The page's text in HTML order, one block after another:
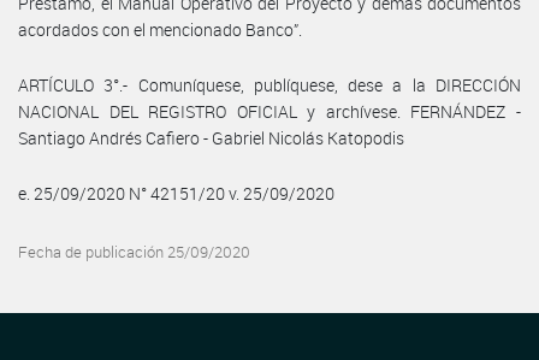
acordados con el mencionado Banco”.
ARTÍCULO 3°.- Comuníquese, publíquese, dese a la DIRECCIÓN
NACIONAL DEL REGISTRO OFICIAL y archívese. FERNÁNDEZ -
Santiago Andrés Cafiero - Gabriel Nicolás Katopodis
e. 25/09/2020 N° 42151/20 v. 25/09/2020
Fecha de publicación 25/09/2020